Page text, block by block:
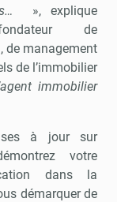
», explique
de
de management
de l’immobilier
immobilier
à jour sur
votre
dans la
démarquer de